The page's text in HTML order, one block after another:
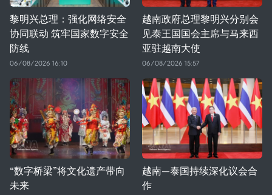
黎明兴总理：强化网络安全
协同联动 筑牢国家数字安全
防线
06/08/2026 16:10
越南政府总理黎明兴分别会
见泰王国国会主席与马来西
亚驻越南大使
06/08/2026 15:57
“数字桥梁”将文化遗产带向
未来
越南—泰国持续深化议会合
作